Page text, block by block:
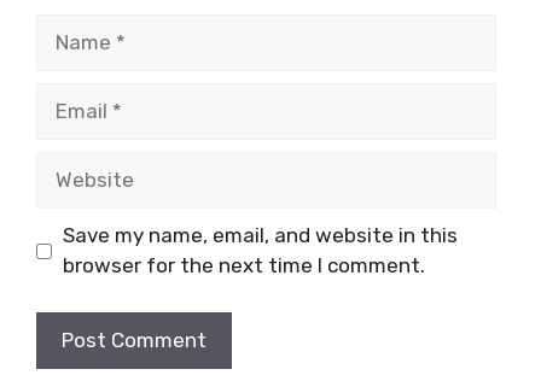
Save my name, email, and website in this
browser for the next time I comment.